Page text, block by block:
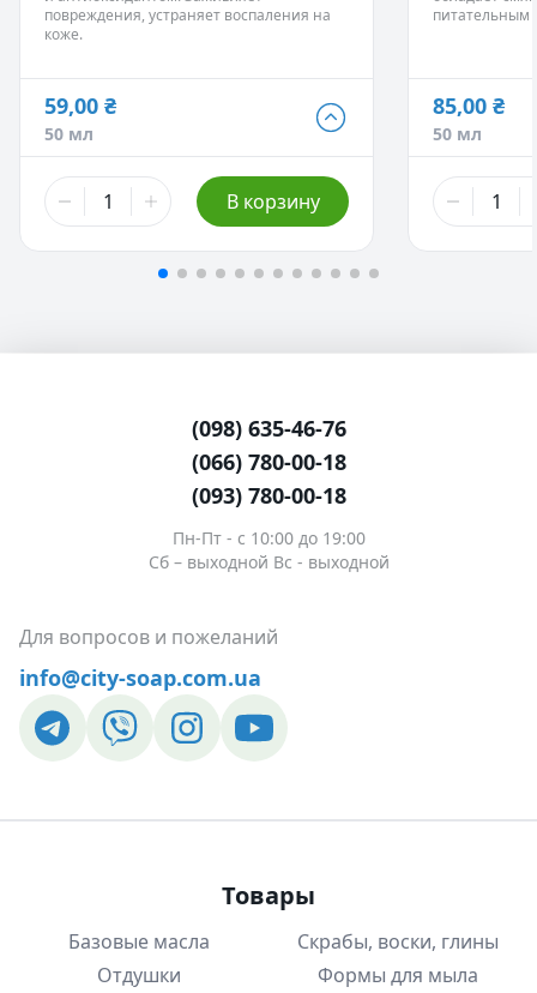
Массажные смеси.
повреждения, устраняет воспаления на
коже.
59,00 ₴
50 мл
59,00 ₴
50 мл
442,00 ₴
500 мл В корзину
Средства
старения
питательным
85,00 ₴
50 мл
85,00 ₴
50 мл
340,00 ₴
250 мл
(098) 635-46-76
(066) 780-00-18
(093) 780-00-18
Пн-Пт - c 10:00 до 19:00
Сб – выходной Вс - выходной
Для вопросов и пожеланий
info@city-soap.com.ua
Товары
Базовые масла
Отдушки
Скрабы, воски, глины
Формы для мыла